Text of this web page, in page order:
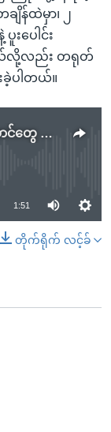
ျိန်ထဲမှာ၊ ၂
ပေါင်း
လို့လည်း တရုတ်
ခဲ့ပါတယ်။
နိုင်ငံတကာအရေး EU နဲ့ တရုတ်ခေါင်းဆောင်တွေ ဘေဂျင်းမှာဆွေးနွေး
1:51
တိုက်ရိုက် လင့်ခ်